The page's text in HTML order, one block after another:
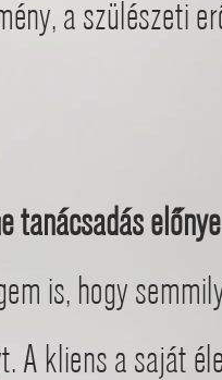
a
tanácsadás
is, hogy
A kliens a saját